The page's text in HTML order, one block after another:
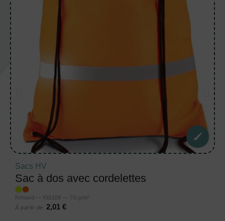
Sacs HV
Sac à dos avec cordelettes
Kimood — KI0109 — 70 g/m²
À partir de
2,01 €